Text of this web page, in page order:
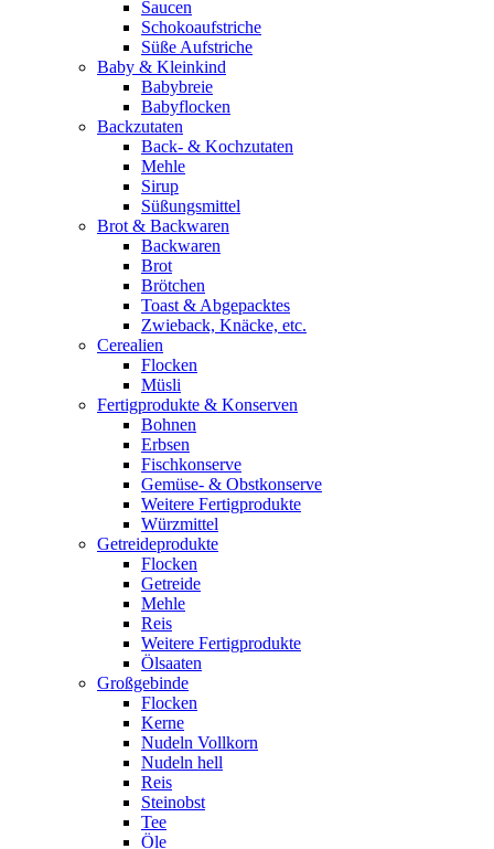
Saucen
Schokoaufstriche
Süße Aufstriche
Baby & Kleinkind
Babybreie
Babyflocken
Backzutaten
Back- & Kochzutaten
Mehle
Sirup
Süßungsmittel
Brot & Backwaren
Backwaren
Brot
Brötchen
Toast & Abgepacktes
Zwieback, Knäcke, etc.
Cerealien
Flocken
Müsli
Fertigprodukte & Konserven
Bohnen
Erbsen
Fischkonserve
Gemüse- & Obstkonserve
Weitere Fertigprodukte
Würzmittel
Getreideprodukte
Flocken
Getreide
Mehle
Reis
Weitere Fertigprodukte
Ölsaaten
Großgebinde
Flocken
Kerne
Nudeln Vollkorn
Nudeln hell
Reis
Steinobst
Tee
Öle